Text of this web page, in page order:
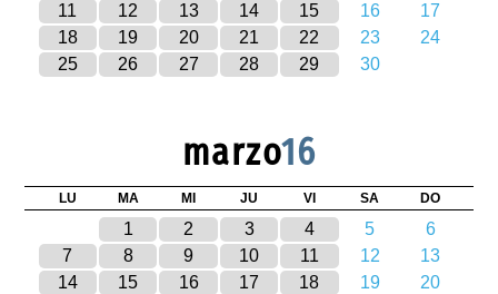
11
12 13 14 15 16
17
18
19 20 21 22 23
24
25
26 27 28 29 30
marzo16
LU MA MI JU VI SA DO
1 2 3 4 5
6
7
8 9 10 11 12
13
14
15 16 17 18 19
20